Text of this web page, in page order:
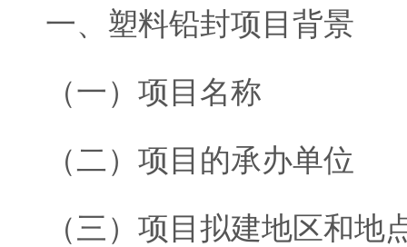
一、塑料铅封项目背景
（一）项目名称
（二）项目的承办单位
（三）项目拟建地区和地